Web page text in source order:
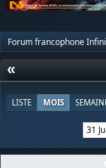
Forum francophone
«
LISTE MOIS